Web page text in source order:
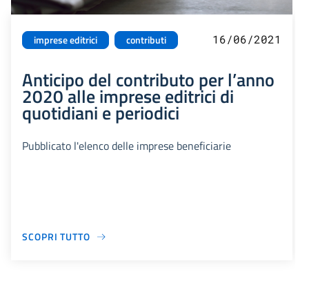
imprese editrici contributi 16/06/2021
Anticipo del contributo per l’anno
2020 alle imprese editrici di
quotidiani e periodici
Pubblicato l'elenco delle imprese beneficiarie
SCOPRI TUTTO